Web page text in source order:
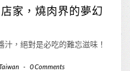
家，燒肉界的夢幻
汁，絕對是必吃的難忘滋味！
- 0 Comments